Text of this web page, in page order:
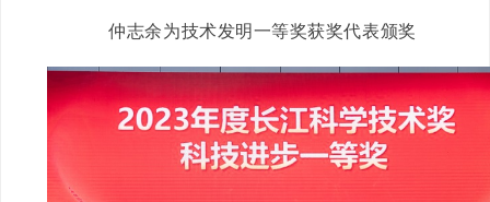
仲志余为技术发明一等奖获奖代表颁奖